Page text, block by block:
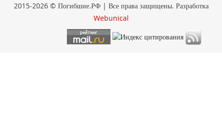
2015-2026 © Погибшие.РФ | Все права защищены. Разработка
Webunical